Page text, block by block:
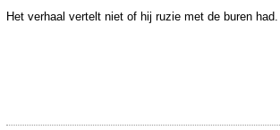
Het verhaal vertelt niet of hij ruzie met de buren had.